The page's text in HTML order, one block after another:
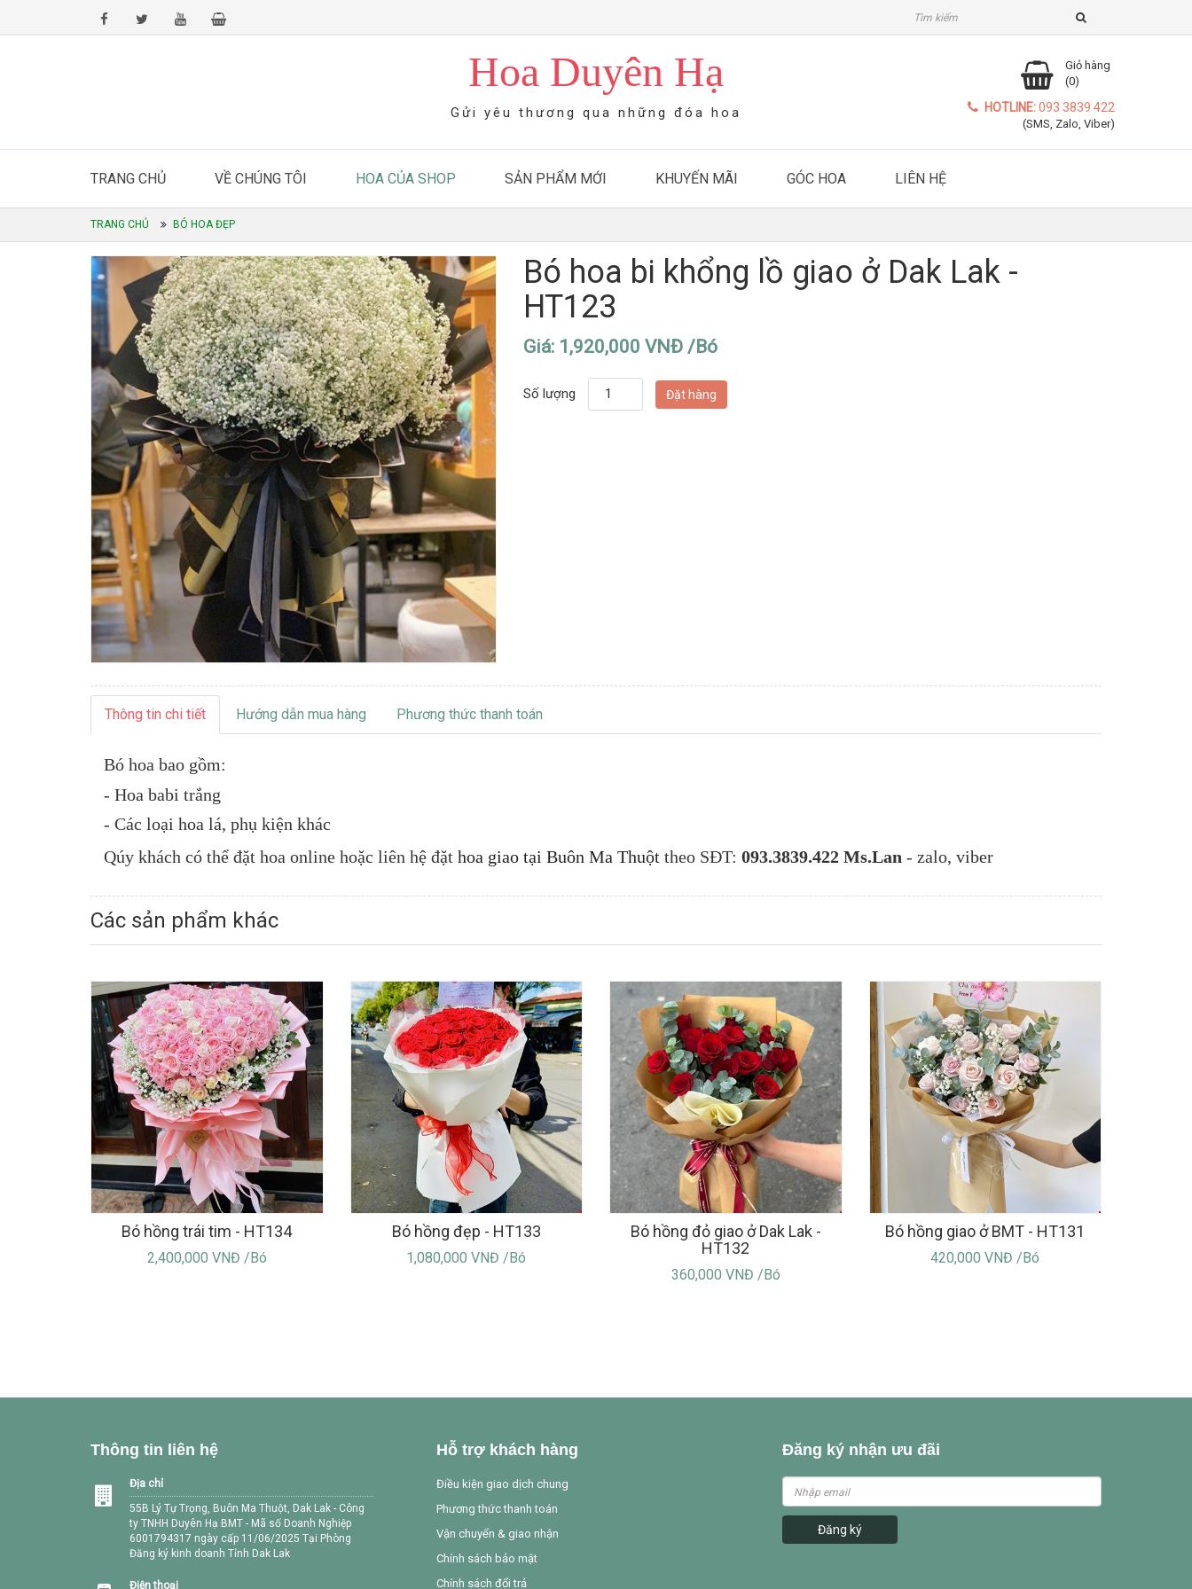
Hoa Duyên Hạ
Gửi yêu thương qua những đóa hoa
Giỏ hàng
(0)
HOTLINE:093 3839 422
(SMS, Zalo, Viber)
TRANG CHỦ VỀ CHÚNG TÔI HOA CỦA SHOP SẢN PHẨM MỚI KHUYẾN MÃI GÓC HOA LIÊN HỆ
TRANG CHỦ BÓ HOA ĐẸP
Bó hoa bi khổng lồ giao ở Dak Lak -
HT123
Giá: 1,920,000 VNĐ /Bó
Số lượng
Thông tin chi tiết Hướng dẫn mua hàng Phương thức thanh toán
Bó hoa bao gồm:
- Hoa babi trắng
- Các loại hoa lá, phụ kiện khác
Qúy khách có thể đặt hoa online hoặc liên hệ đặt hoa giao tại Buôn Ma Thuột theo SĐT: 093.3839.422 Ms.Lan - zalo, viber
Các sản phẩm khác
Bó hồng trái tim - HT134
2,400,000 VNĐ /Bó
Bó hồng đẹp - HT133
1,080,000 VNĐ /Bó
Bó hồng đỏ giao ở Dak Lak -
HT132
360,000 VNĐ /Bó
Bó hồng giao ở BMT - HT131
420,000 VNĐ /Bó
Thông tin liên hệ
Địa chỉ
55B Lý Tự Trọng, Buôn Ma Thuột, Dak Lak - Công
ty TNHH Duyên Hạ BMT - Mã số Doanh Nghiệp
6001794317 ngày cấp 11/06/2025 Tại Phòng
Đăng ký kinh doanh Tỉnh Dak Lak
Điện thoại
Hỗ trợ khách hàng
Điều kiện giao dịch chung
Phương thức thanh toán
Vận chuyển & giao nhận
Chính sách bảo mật
Chính sách đổi trả
Đăng ký nhận ưu đãi
Đăng ký